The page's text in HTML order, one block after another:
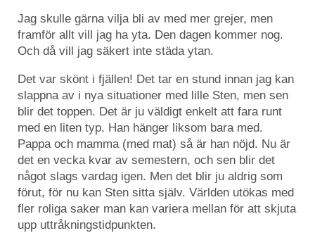
Jag skulle gärna vilja bli av med mer grejer, men
framför allt vill jag ha yta. Den dagen kommer nog.
Och då vill jag säkert inte städa ytan.
Det var skönt i fjällen! Det tar en stund innan jag kan
slappna av i nya situationer med lille Sten, men sen
blir det toppen. Det är ju väldigt enkelt att fara runt
med en liten typ. Han hänger liksom bara med.
Pappa och mamma (med mat) så är han nöjd. Nu är
det en vecka kvar av semestern, och sen blir det
något slags vardag igen. Men det blir ju aldrig som
förut, för nu kan Sten sitta själv. Världen utökas med
fler roliga saker man kan variera mellan för att skjuta
upp uttråkningstidpunkten.